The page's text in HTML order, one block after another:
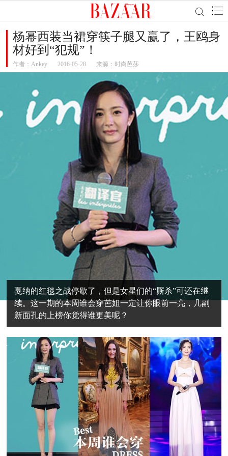
杨幂西装当裙穿筷子腿又赢了，王鸥身
材好到“犯规”！
作者： Ankey 2016-05-28 来源：时尚芭莎
戛纳的红毯之战停歇了，但是女星们的“厮杀”可还在继
续。这一期的本周谁会穿芭姐一定让你眼前一亮，几副
新面孔的上榜你觉得谁更美呢？